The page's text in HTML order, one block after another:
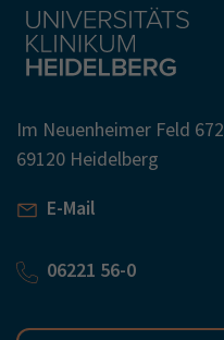
Im Neuenheimer Feld 672
69120 Heidelberg
E-Mail
06221 56-0